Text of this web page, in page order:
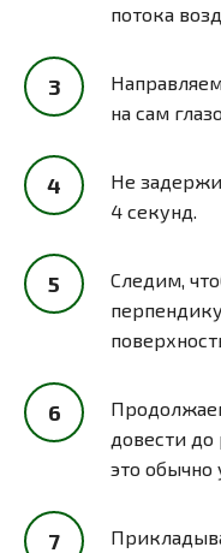
потока
на сам
Не
4 секунд.
Следим,
довести
это обычно